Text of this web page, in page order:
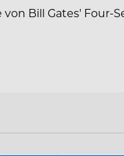
Bill Gates' Four-